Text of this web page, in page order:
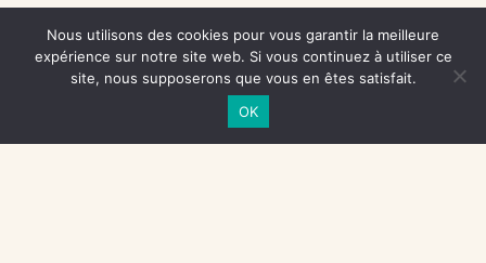
NOS SOUTIENS
CENTRE NATIONAL DU LIVRE
Nous utilisons des cookies pour vous garantir la meilleure
expérience sur notre site web. Si vous continuez à utiliser ce
site, nous supposerons que vous en êtes satisfait.
OK